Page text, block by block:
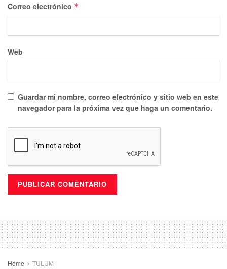
Correo electrónico *
Web
Guardar mi nombre, correo electrónico y sitio web en este
navegador para la próxima vez que haga un comentario.
Home TULUM